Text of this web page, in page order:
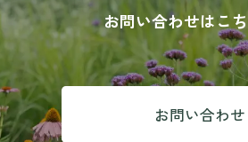
お問い合わせはこ
お問い合わせ